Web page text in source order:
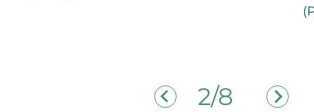
2/8